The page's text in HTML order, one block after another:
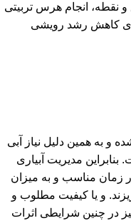
نقطه، انجام هرس تربیتی
کاهش رشد رویشی
شده و به همین دلیل نیاز آبی
مدیریت آبیاری
زمان مناسب و به میزان
و یا کیفیت مطلوب و
در چنین شرایطی اثرات